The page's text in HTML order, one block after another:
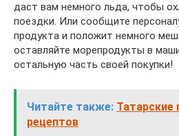
даст вам немного льда, чтобы
поездки. Или сообщите
продукта и положит немного
оставляйте морепродукты в
остальную часть своей покупки!
Читайте также:
рецептов